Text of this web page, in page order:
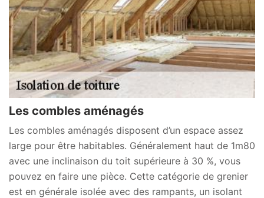
Les combles aménagés
Les combles aménagés disposent d’un espace assez
large pour être habitables. Généralement haut de 1m80
avec une inclinaison du toit supérieure à 30 %, vous
pouvez en faire une pièce. Cette catégorie de grenier
est en générale isolée avec des rampants, un isolant